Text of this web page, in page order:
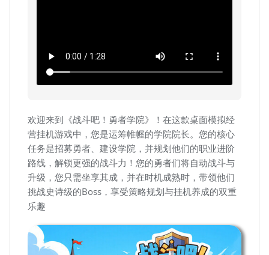
欢迎来到《战斗吧！勇者学院》！在这款桌面模拟经
营挂机游戏中，您是运筹帷幄的学院院长。您的核心
任务是招募勇者、建设学院，并规划他们的职业进阶
路线，解锁更强的战斗力！您的勇者们将自动战斗与
升级，您只需坐享其成，并在时机成熟时，带领他们
挑战史诗级的Boss，享受策略规划与挂机养成的双重
乐趣